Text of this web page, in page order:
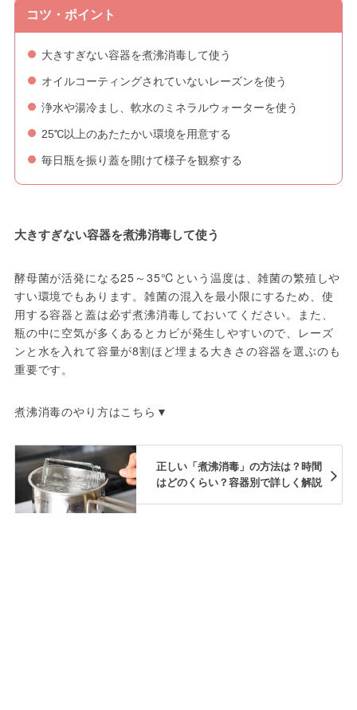
コツ・ポイント
大きすぎない容器を煮沸消毒して使う
オイルコーティングされていないレーズンを使う
浄水や湯冷まし、軟水のミネラルウォーターを使う
25℃以上のあたたかい環境を用意する
毎日瓶を振り蓋を開けて様子を観察する
大きすぎない容器を煮沸消毒して使う
酵母菌が活発になる25～35℃という温度は、雑菌の繁殖しや
すい環境でもあります。雑菌の混入を最小限にするため、使
用する容器と蓋は必ず煮沸消毒しておいてください。また、
瓶の中に空気が多くあるとカビが発生しやすいので、レーズ
ンと水を入れて容量が8割ほど埋まる大きさの容器を選ぶのも
重要です。
煮沸消毒のやり方はこちら▼
正しい「煮沸消毒」の方法は？時間
はどのくらい？容器別で詳しく解説